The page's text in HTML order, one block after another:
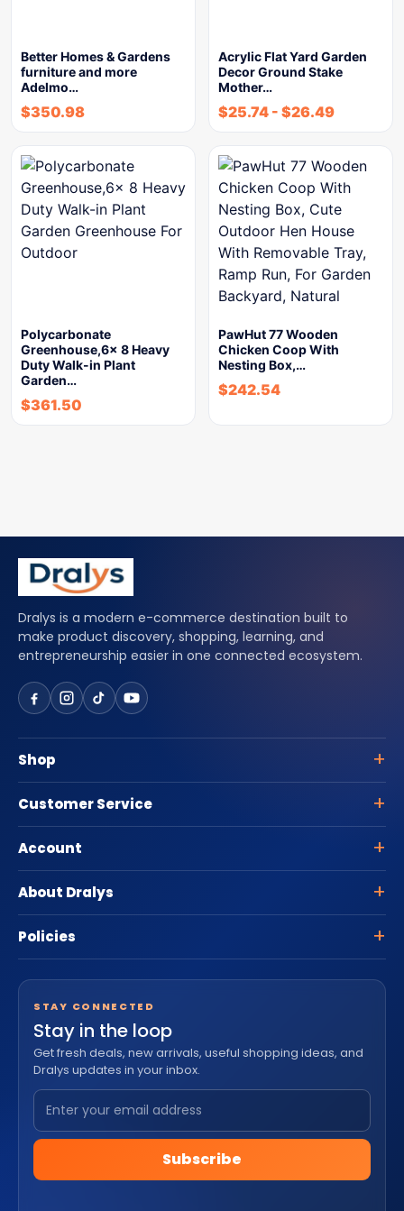
Better Homes & Gardens
furniture and more
Adelmo…
$350.98
Acrylic Flat Yard Garden
Decor Ground Stake
Mother…
$25.74 - $26.49
Polycarbonate
Greenhouse,6x 8 Heavy
Duty Walk-in Plant
Garden…
$361.50
PawHut 77 Wooden
Chicken Coop With
Nesting Box,…
$242.54
Dralys is a modern e-commerce destination built to
make product discovery, shopping, learning, and
entrepreneurship easier in one connected ecosystem.
Shop
Customer Service
Account
About Dralys
Policies
STAY CONNECTED
Stay in the loop
Get fresh deals, new arrivals, useful shopping ideas, and
Dralys updates in your inbox.
Subscribe